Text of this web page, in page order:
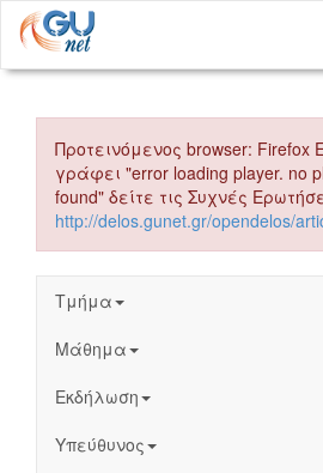
Προτεινόμενος browser: Firefox
γράφει "error loading player. no
found" δείτε τις Συχνές
http://delos.gunet.gr/opendelos/
Τμήμα
Μάθημα
Εκδήλωση
Υπεύθυνος